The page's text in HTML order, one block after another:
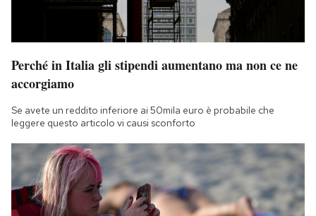
Perché in Italia gli stipendi aumentano ma non ce ne
accorgiamo
Se avete un reddito inferiore ai 50mila euro è probabile che
leggere questo articolo vi causi sconforto